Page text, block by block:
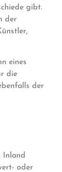
gibt.
der
eines
die
der
Inland
oder